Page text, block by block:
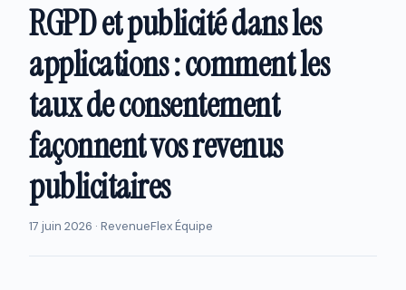
RGPD et publicité dans les
applications : comment les
taux de consentement
façonnent vos revenus
publicitaires
17 juin 2026 · RevenueFlex Équipe